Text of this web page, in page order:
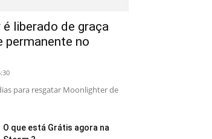
liberado de graça
permanente no
para resgatar Moonlighter de
O que está Grátis agora na